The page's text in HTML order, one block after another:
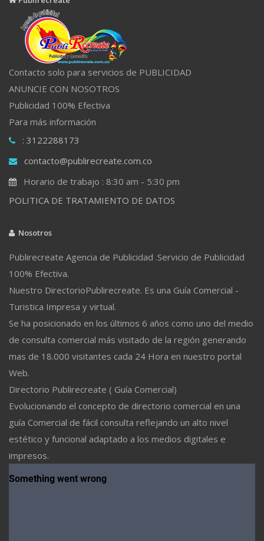
Contacto solo para servicios de PUBLICIDAD
ANUNCIE CON NOSOTROS
Publicidad 100% Efectiva
Para más información
: 3122288173
contacto@publirecreate.com.co
Horario de trabajo : 8:30 am - 5:30 pm
POLITICA DE TRATAMIENTO DE DATOS
Nosotros
Publirecreate Agencia de Publicidad .Servicio de Publicidad
100% Efectiva.
Nuestro DirectorioPublirecreate. Es una Guía Comercial -
Turistica Impresa y virtual.
Se ha posicionado en los últimos 6 años como uno del medio
de consulta comercial más visitado de la región generando
mas de 18.000 visitantes cada 24 Hora en nuestro portal
Web.
Directorio Publirecreate ( Guía Comercial)
Evolucionando el concepto de directorio comercial en una
guía Comercial de fácil consulta reflejando un alto nivel
estético y funcional adaptado a los medios digitales e
impresos.